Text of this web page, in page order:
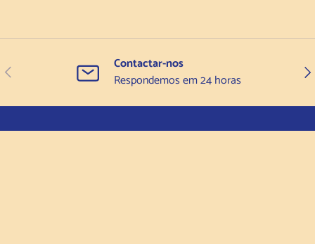
Anterior
Contactar-nos
Respondemos em 24 horas
H